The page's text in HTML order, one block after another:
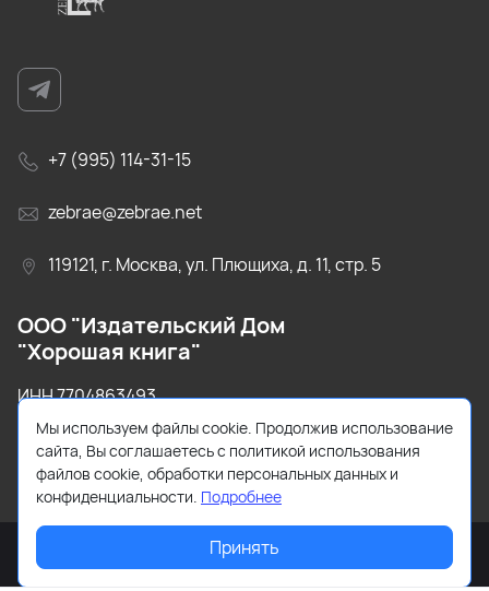
+7 (995) 114-31-15
zebrae@zebrae.net
119121, г. Москва, ул. Плющиха, д. 11, стр. 5
ООО "Издательский Дом
"Хорошая книга"
ИНН 7704863493
ОГРН 1147746520130
Мы используем файлы cookie. Продолжив использование
сайта, Вы соглашаетесь с политикой использования
файлов cookie, обработки персональных данных и
конфиденциальности. Подробнее
Принять